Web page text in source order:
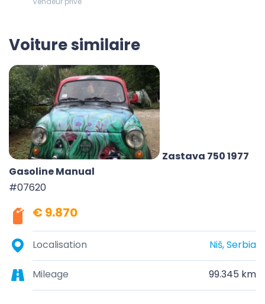
Voiture similaire
Zastava 750 1977
Gasoline Manual
#07620
€ 9.870
Localisation Niš, Serbia
Mileage 99.345 km